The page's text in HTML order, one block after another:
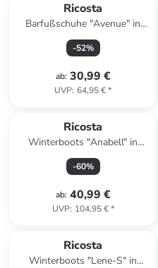
Ricosta
Barfußschuhe "Avenue" in
Dunkelblau
-52%
ab: 30,99 €
UVP: 64,95 €*
Ricosta
Winterboots "Anabell" in
Pflaume
-60%
ab: 40,99 €
UVP: 104,95 €*
Ricosta
Winterboots "Lene-S" in